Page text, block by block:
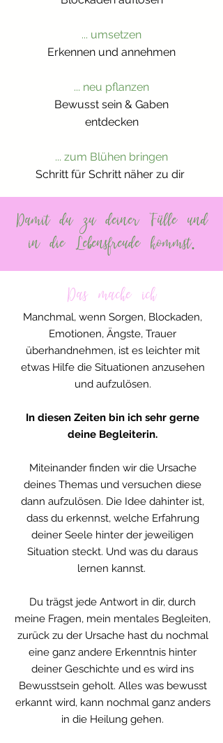
... umsetzen
Erkennen und annehmen
... neu pflanzen
Bewusst sein & Gaben
entdecken
... zum Blühen bringen
Schritt für Schritt näher zu dir
Damit du zu deiner Fülle und
in die Lebensfreude kommst.
Das mache ich
Manchmal, wenn Sorgen, Blockaden,
Emotionen, Ängste, Trauer
überhandnehmen, ist es leichter mit
etwas Hilfe die Situationen anzusehen
und aufzulösen.
In diesen Zeiten bin ich sehr gerne
deine Begleiterin.
Miteinander finden wir die Ursache
deines Themas und versuchen diese
dann aufzulösen. Die Idee dahinter ist,
dass du erkennst, welche Erfahrung
deiner Seele hinter der jeweiligen
Situation steckt. Und was du daraus
lernen kannst.
Du trägst jede Antwort in dir, durch
meine Fragen, mein mentales Begleiten,
zurück zu der Ursache hast du nochmal
eine ganz andere Erkenntnis hinter
deiner Geschichte und es wird ins
Bewusstsein geholt. Alles was bewusst
erkannt wird, kann nochmal ganz anders
in die Heilung gehen.